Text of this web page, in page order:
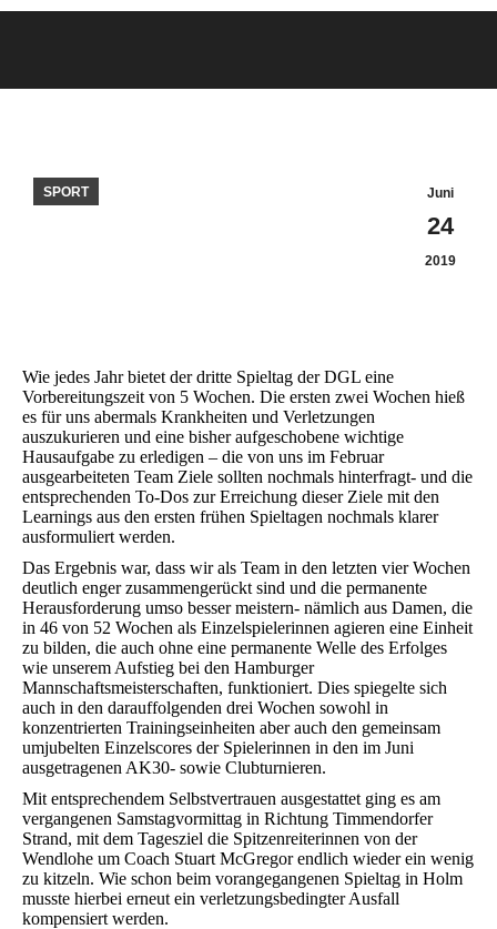
Juni
24
2019
SPORT
Wie jedes Jahr bietet der dritte Spieltag der DGL eine
Vorbereitungszeit von 5 Wochen. Die ersten zwei Wochen hieß
es für uns abermals Krankheiten und Verletzungen
auszukurieren und eine bisher aufgeschobene wichtige
Hausaufgabe zu erledigen – die von uns im Februar
ausgearbeiteten Team Ziele sollten nochmals hinterfragt- und die
entsprechenden To-Dos zur Erreichung dieser Ziele mit den
Learnings aus den ersten frühen Spieltagen nochmals klarer
ausformuliert werden.
Das Ergebnis war, dass wir als Team in den letzten vier Wochen
deutlich enger zusammengerückt sind und die permanente
Herausforderung umso besser meistern- nämlich aus Damen, die
in 46 von 52 Wochen als Einzelspielerinnen agieren eine Einheit
zu bilden, die auch ohne eine permanente Welle des Erfolges
wie unserem Aufstieg bei den Hamburger
Mannschaftsmeisterschaften, funktioniert. Dies spiegelte sich
auch in den darauffolgenden drei Wochen sowohl in
konzentrierten Trainingseinheiten aber auch den gemeinsam
umjubelten Einzelscores der Spielerinnen in den im Juni
ausgetragenen AK30- sowie Clubturnieren.
Mit entsprechendem Selbstvertrauen ausgestattet ging es am
vergangenen Samstagvormittag in Richtung Timmendorfer
Strand, mit dem Tagesziel die Spitzenreiterinnen von der
Wendlohe um Coach Stuart McGregor endlich wieder ein wenig
zu kitzeln. Wie schon beim vorangegangenen Spieltag in Holm
musste hierbei erneut ein verletzungsbedingter Ausfall
kompensiert werden.